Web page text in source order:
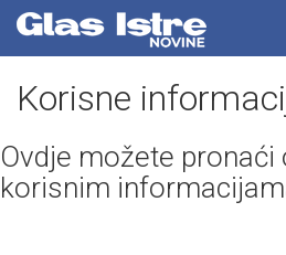
Korisne
Ovdje možete pronaći
korisnim